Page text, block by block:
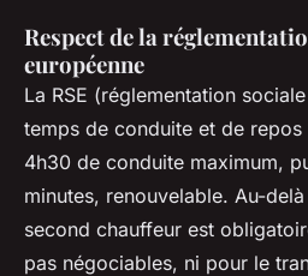
Respect de la
européenne
La RSE (réglementation
temps de conduite et de
4h30 de conduite maximum,
minutes, renouvelable. Au-
second chauffeur est
pas négociables, ni pour le